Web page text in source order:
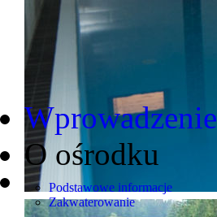
Wprowadzenie
O ośrodku
Podstawowe informacje
Zakwaterowanie